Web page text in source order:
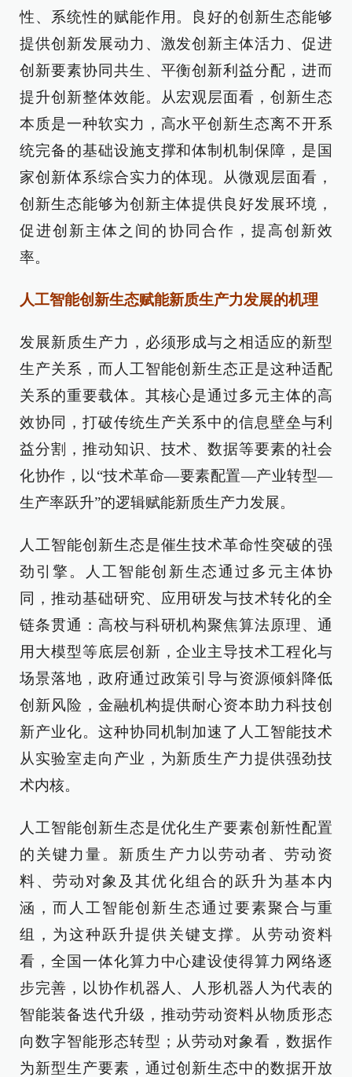
性、系统性的赋能作用。良好的创新生态能够
提供创新发展动力、激发创新主体活力、促进
创新要素协同共生、平衡创新利益分配，进而
提升创新整体效能。从宏观层面看，创新生态
本质是一种软实力，高水平创新生态离不开系
统完备的基础设施支撑和体制机制保障，是国
家创新体系综合实力的体现。从微观层面看，
创新生态能够为创新主体提供良好发展环境，
促进创新主体之间的协同合作，提高创新效
率。
人工智能创新生态赋能新质生产力发展的机理
发展新质生产力，必须形成与之相适应的新型
生产关系，而人工智能创新生态正是这种适配
关系的重要载体。其核心是通过多元主体的高
效协同，打破传统生产关系中的信息壁垒与利
益分割，推动知识、技术、数据等要素的社会
化协作，以“技术革命—要素配置—产业转型—
生产率跃升”的逻辑赋能新质生产力发展。
人工智能创新生态是催生技术革命性突破的强
劲引擎。人工智能创新生态通过多元主体协
同，推动基础研究、应用研发与技术转化的全
链条贯通：高校与科研机构聚焦算法原理、通
用大模型等底层创新，企业主导技术工程化与
场景落地，政府通过政策引导与资源倾斜降低
创新风险，金融机构提供耐心资本助力科技创
新产业化。这种协同机制加速了人工智能技术
从实验室走向产业，为新质生产力提供强劲技
术内核。
人工智能创新生态是优化生产要素创新性配置
的关键力量。新质生产力以劳动者、劳动资
料、劳动对象及其优化组合的跃升为基本内
涵，而人工智能创新生态通过要素聚合与重
组，为这种跃升提供关键支撑。从劳动资料
看，全国一体化算力中心建设使得算力网络逐
步完善，以协作机器人、人形机器人为代表的
智能装备迭代升级，推动劳动资料从物质形态
向数字智能形态转型；从劳动对象看，数据作
为新型生产要素，通过创新生态中的数据开放